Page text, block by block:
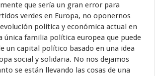
que sería un gran error para
verdes en Europa, no oponernos
política y económica actual en
única familia política europea que puede
un capital político basado en una idea
social y solidaria. No nos dejamos
se están llevando las cosas de una